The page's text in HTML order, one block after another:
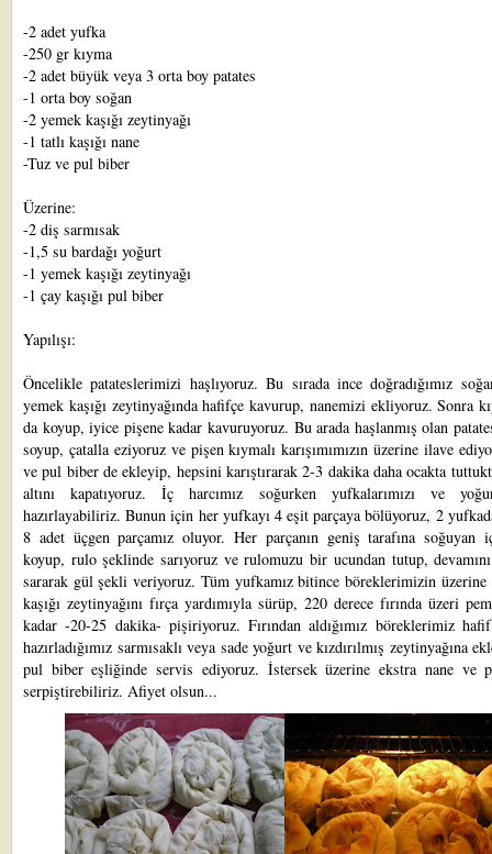
-2 adet yufka
-250 gr kıyma
-2 adet büyük veya 3 orta boy patates
-1 orta boy soğan
-2 yemek kaşığı zeytinyağı
-1 tatlı kaşığı nane
-Tuz ve pul biber
Üzerine:
-2 diş sarmısak
-1,5 su bardağı yoğurt
-1 yemek kaşığı zeytinyağı
-1 çay kaşığı pul biber
Yapılışı:
Öncelikle patateslerimizi haşlıyoruz. Bu sırada ince doğradığımız
yemek kaşığı zeytinyağında hafifçe kavurup, nanemizi ekliyoruz. Sonra
da koyup, iyice pişene kadar kavuruyoruz. Bu arada haşlanmış olan
soyup, çatalla eziyoruz ve pişen kıymalı karışımımızın üzerine ilave
ve pul biber de ekleyip, hepsini karıştırarak 2-3 dakika daha ocakta
altını kapatıyoruz. İç harcımız soğurken yufkalarımızı ve
hazırlayabiliriz. Bunun için her yufkayı 4 eşit parçaya bölüyoruz, 2
8 adet üçgen parçamız oluyor. Her parçanın geniş tarafına soğuyan
koyup, rulo şeklinde sarıyoruz ve rulomuzu bir ucundan tutup,
sararak gül şekli veriyoruz. Tüm yufkamız bitince böreklerimizin üzerine
kaşığı zeytinyağını fırça yardımıyla sürüp, 220 derece fırında üzeri
kadar -20-25 dakika- pişiriyoruz. Fırından aldığımız böreklerimiz hafif
hazırladığımız sarmısaklı veya sade yoğurt ve kızdırılmış zeytinyağına
pul biber eşliğinde servis ediyoruz. İstersek üzerine ekstra nane ve
serpiştirebiliriz. Afiyet olsun...